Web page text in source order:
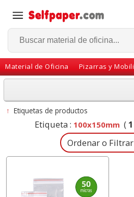
Material de Oficina Pizarras y
Volver
↑Etiquetas de productos
Etiqueta : 100x150mm (1
Ordenar o Filtrar